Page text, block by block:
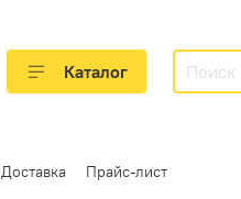
Каталог
Доставка Прайс-лист